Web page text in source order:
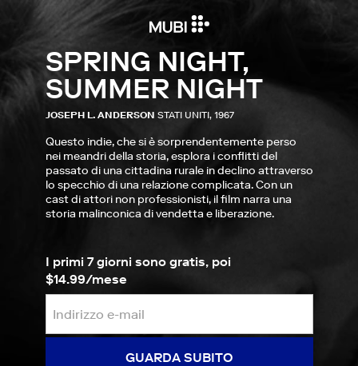
SPRING NIGHT,
SUMMER NIGHT
JOSEPH L. ANDERSON STATI UNITI, 1967
Questo indie, che si è sorprendentemente perso
nei meandri della storia, esplora i conflitti del
passato di una cittadina rurale in declino attraverso
lo specchio di una relazione complicata. Con un
cast di attori non professionisti, il film narra una
storia malinconica di vendetta e liberazione.
I primi 7 giorni sono gratis, poi
$14.99/mese
GUARDA SUBITO